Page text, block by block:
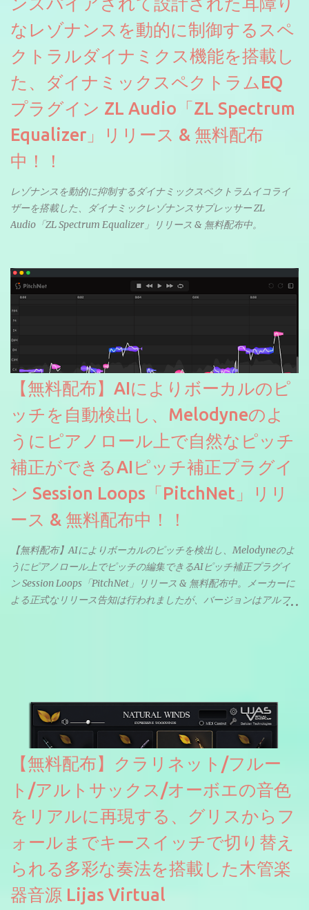
なレゾナンスを動的に制御するスペ
クトラルダイナミクス機能を搭載し
た、ダイナミックスペクトラムEQ
プラグイン ZL Audio「ZL Spectrum
Equalizer」リリース & 無料配布
中！！
レゾナンスを動的に抑制するダイナミックスペクトラムイコライ
ザーを搭載した、ダイナミックレゾナンスサプレッサー ZL
Audio「ZL Spectrum Equalizer」リリース & 無料配布中。
【無料配布】AIによりボーカルのピ
ッチを自動検出し、Melodyneのよ
うにピアノロール上で自然なピッチ
補正ができるAIピッチ補正プラグイ
ン Session Loops「PitchNet」リリ
ース & 無料配布中！！
【無料配布】AIによりボーカルのピッチを検出し、Melodyneのよ
うにピアノロール上でピッチの編集できるAIピッチ補正プラグイ
ン Session Loops「PitchNet」リリース & 無料配布中。メーカーに
よる正式なリリース告知は行われましたが、バージョンはアルフ
ソースを元に設計・改良した製品のようです。
【無料配布】クラリネット/フルー
ト/アルトサックス/オーボエの音色
をリアルに再現する、グリスからフ
ォールまでキースイッチで切り替え
られる多彩な奏法を搭載した木管楽
器音源 Lijas Virtual